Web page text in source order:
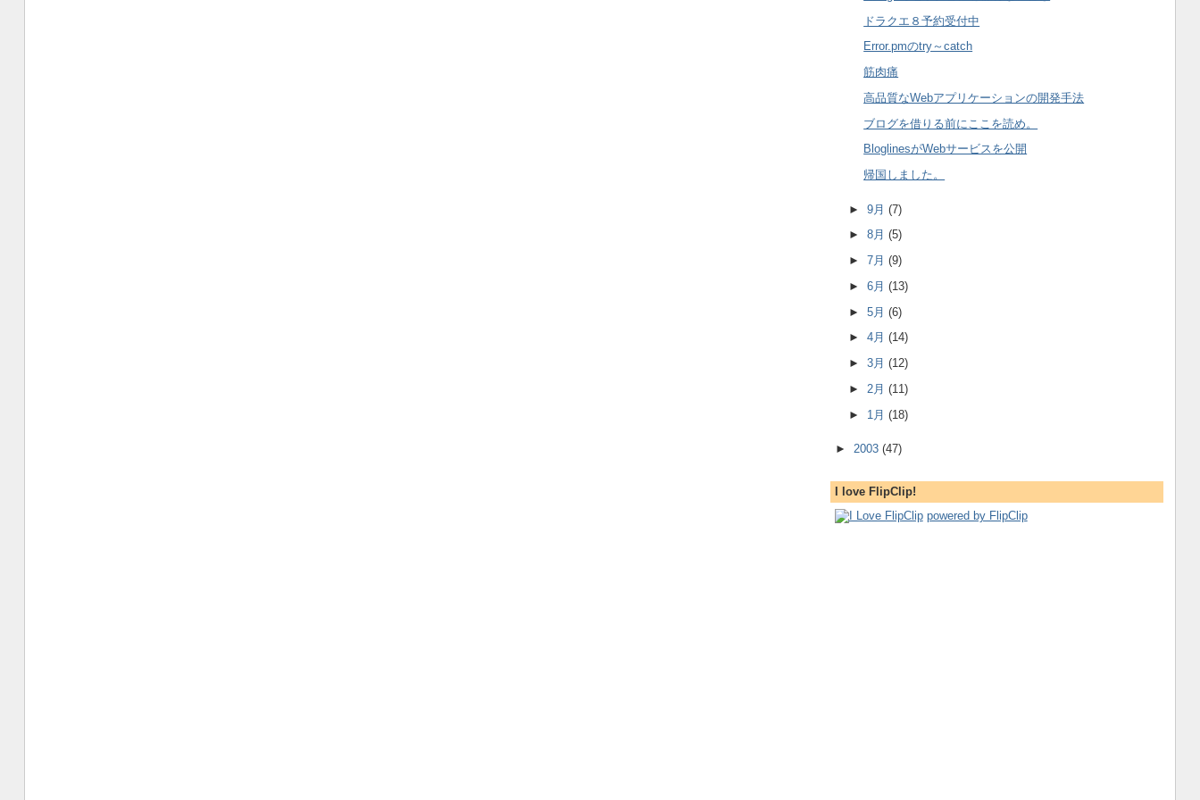
ドラクエ８予約受付中
Error.pmのtry～catch
筋肉痛
高品質なWebアプリケーションの開発手法
ブログを借りる前にここを読め。
BloglinesがWebサービスを公開
帰国しました。
►9月(7)
►8月(5)
►7月(9)
►6月(13)
►5月(6)
►4月(14)
►3月(12)
► 2月(11)
► 1月(18)
► 2003 (47)
I love FlipClip!
powered by FlipClip